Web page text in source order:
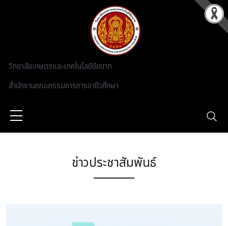
วิทยาลัยเกษตรและเทคโนโลยีชัยนาท
สำนักงานคณะกรรมการการอาชีวศึกษา
ข่าวประชาสัมพันธ์